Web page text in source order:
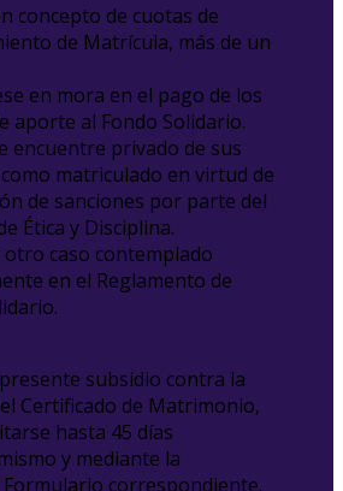
concepto de cuotas de
de Matrícula, más de un
en mora en el pago de los
aporte al Fondo Solidario.
encuentre privado de sus
matriculado en virtud de
de sanciones por parte del
Ética y Disciplina.
otro caso contemplado
en el Reglamento de
subsidio contra la
Certificado de Matrimonio,
hasta 45 días
y mediante la
correspondiente.